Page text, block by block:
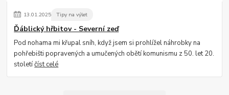
13.01.2025 Tipy na výlet
Ďáblický hřbitov - Severní zeď
Pod nohama mi křupal sníh, když jsem si prohlížel náhrobky na
pohřebišti popravených a umučených obětí komunismu z 50. let 20.
stoletíčíst celé